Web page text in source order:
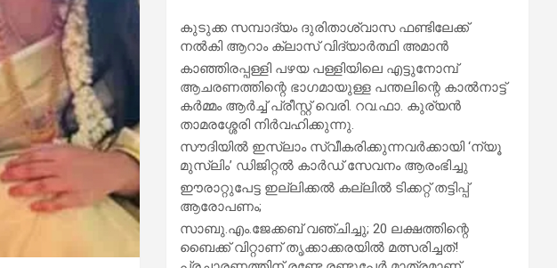
കുടുക്ക സമ്പാദ്യം ദുരിതാശ്വാസ ഫണ്ടിലേക്ക്
നൽകി ആറാം ക്ലാസ് വിദ്യാർത്ഥി അമാൻ
കാഞ്ഞിരപ്പള്ളി പഴയ പള്ളിയിലെ എട്ടുനോമ്പ്
ആചരണത്തിന്റെ ഭാഗമായുള്ള പന്തലിന്റെ കാൽനാട്ട്
കർമ്മം ആർച്ച് പ്രീസ്റ്റ് വെരി. റവ.ഫാ. കുര്യൻ
താമരശ്ശേരി നിർവഹിക്കുന്നു.
സൗദിയില്‍ ഇസ്‌ലാം സ്വീകരിക്കുന്നവര്‍ക്കായി ‘ന്യൂ
മുസ്ലിം’ ഡിജിറ്റല്‍ കാര്‍ഡ് സേവനം ആരംഭിച്ചു
ഈരാറ്റുപേട്ട ഇല്ലിക്കൽ കല്ലിൽ ടിക്കറ്റ് തട്ടിപ്പ്
ആരോപണം;
സാബു.എം.ജേക്കബ് വഞ്ചിച്ചു; 20 ലക്ഷത്തിന്റെ
ബൈക്ക് വിറ്റാണ് തൃക്കാക്കരയില്‍ മത്സരിച്ചത്!